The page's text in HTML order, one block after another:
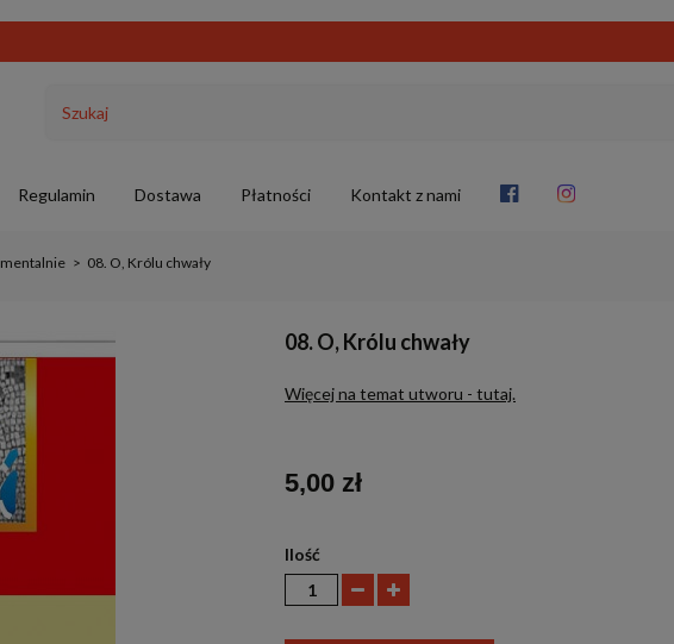
Regulamin Dostawa Płatności Kontakt z nami
> 08. O, Królu chwały
08. O, Królu chwały
Więcej na temat utworu - tutaj.
5,00 zł
Ilość